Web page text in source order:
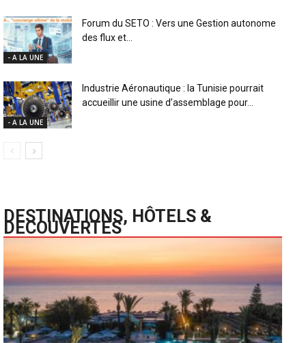
- A LA UNE
Forum du SETO : Vers une Gestion autonome
des flux et...
- A LA UNE
Industrie Aéronautique : la Tunisie pourrait
accueillir une usine d’assemblage pour...
DESTINATIONS, HÔTELS &
DECOUVERTES